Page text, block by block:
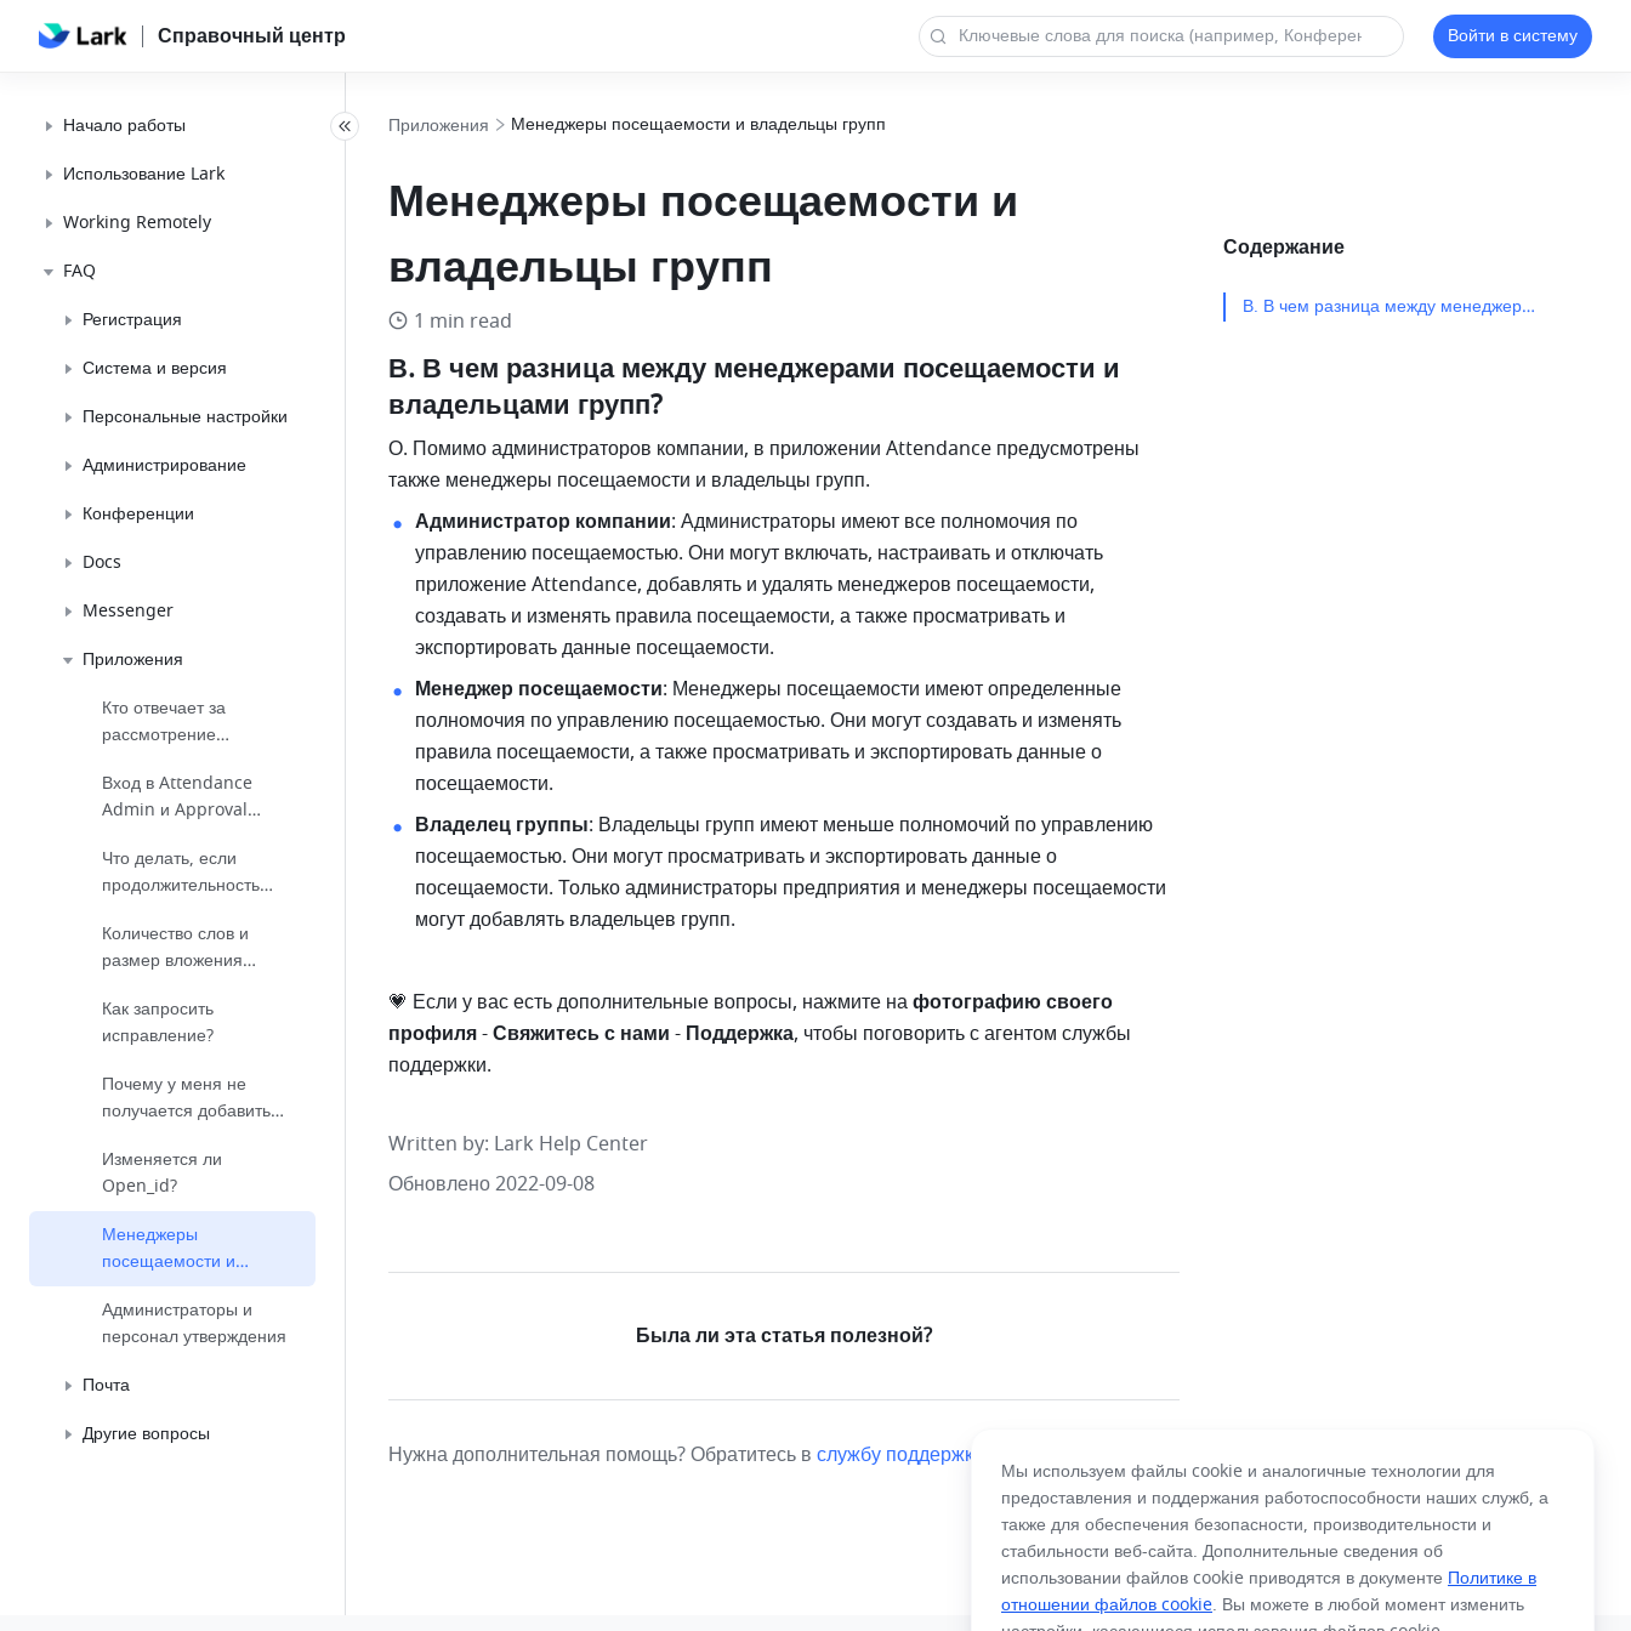
Справочный центр Войти в систему
Начало работы
Использование Lark
Working Remotely
FAQ
Регистрация
Система и версия
Персональные настройки
Администрирование
Конференции
Docs
Messenger
Приложения
Кто отвечает за
рассмотрение
Вход в Attendance
Admin и Approval
Что делать, если
продолжительность
неправильно?
Количество слов и
размер вложения
Как запросить
исправление?
Почему у меня не
получается добавить
обратного вызова?
Изменяется ли
Open_id?
Менеджеры
посещаемости и
владельцы групп
Администраторы и
персонал утверждения
Почта
Другие вопросы
Приложения Менеджеры посещаемости и владельцы групп
Менеджеры посещаемости и
владельцы групп
1 min read
В. В чем разница между менеджерами посещаемости и
владельцами групп?
О. Помимо администраторов компании, в приложении Attendance предусмотрены
также менеджеры посещаемости и владельцы групп.
Администратор компании: Администраторы имеют все полномочия по
управлению посещаемостью. Они могут включать, настраивать и отключать
приложение Attendance, добавлять и удалять менеджеров посещаемости,
создавать и изменять правила посещаемости, а также просматривать и
экспортировать данные посещаемости.
Менеджер посещаемости: Менеджеры посещаемости имеют определенные
полномочия по управлению посещаемостью. Они могут создавать и изменять
правила посещаемости, а также просматривать и экспортировать данные о
посещаемости.
Владелец группы: Владельцы групп имеют меньше полномочий по управлению
посещаемостью. Они могут просматривать и экспортировать данные о
посещаемости. Только администраторы предприятия и менеджеры посещаемости
могут добавлять владельцев групп.
💗 Если у вас есть дополнительные вопросы, нажмите на фотографию своего
профиля - Свяжитесь с нами - Поддержка, чтобы поговорить с агентом службы
поддержки.
Written by: Lark Help Center
Обновлено 2022-09-08
Была ли эта статья полезной?
Нужна дополнительная помощь? Обратитесь в службу поддержки
Содержание
В. В чем разница между менеджерами посещаемости и владельцами групп?​
Мы используем файлы cookie и аналогичные технологии для
предоставления и поддержания работоспособности наших служб, а
также для обеспечения безопасности, производительности и
стабильности веб-сайта. Дополнительные сведения об
использовании файлов cookie приводятся в документе Политике в
отношении файлов cookie. Вы можете в любой момент изменить